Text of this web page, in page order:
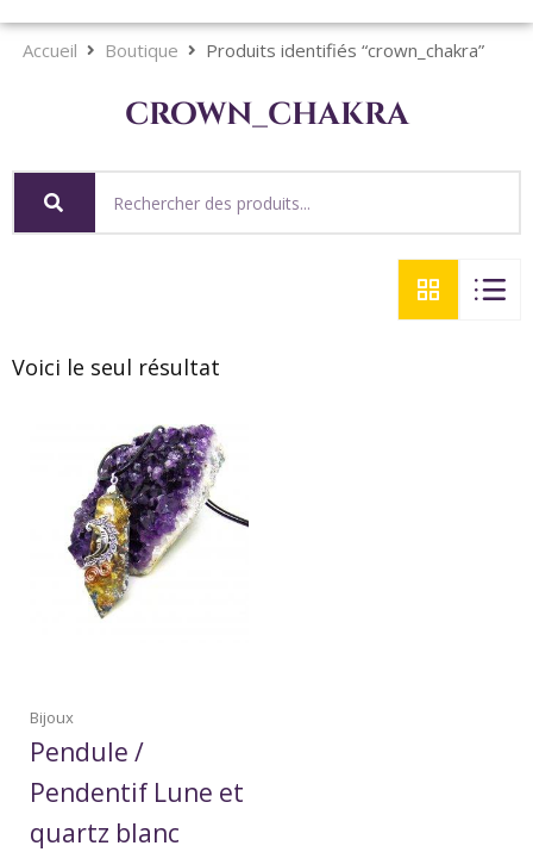
Accueil Boutique Produits identifiés “crown_chakra”
crown_chakra
Voici le seul résultat
Bijoux
Pendule /
Pendentif Lune et
quartz blanc